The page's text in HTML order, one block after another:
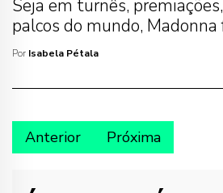
Seja em turnês,
palcos do mundo, Madonna
Por Isabela Pétala
Anterior Próxima